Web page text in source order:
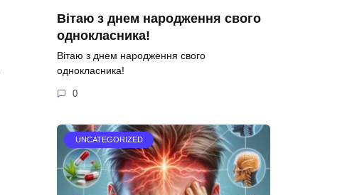
Вітаю з днем народження свого
однокласника!
Вітаю з днем народження свого
однокласника!
0
UNCATEGORIZED